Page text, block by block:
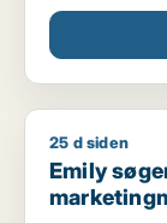
Emily søger
25 d siden
Emily